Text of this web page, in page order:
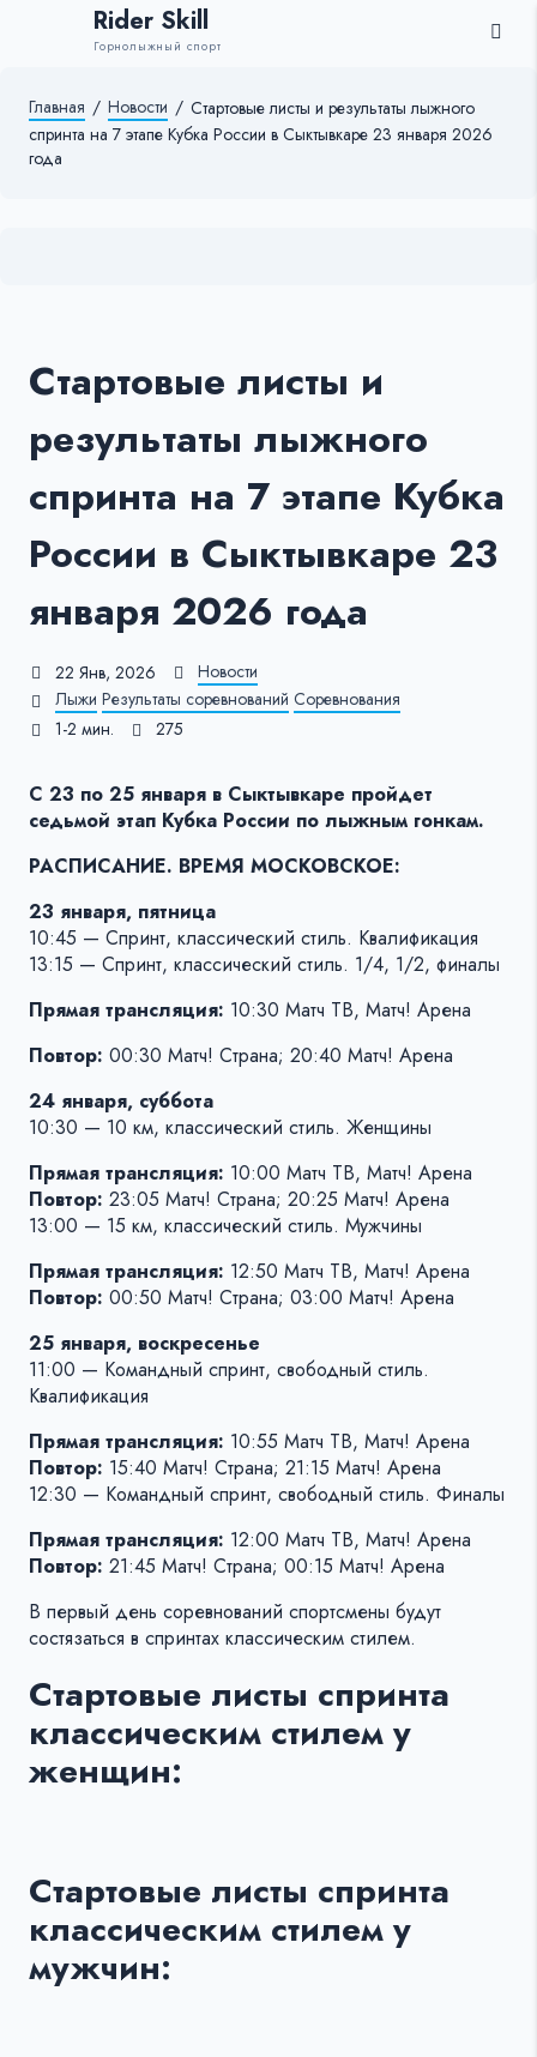
Rider Skill
Горнолыжный спорт
Главная / Новости / Стартовые листы и результаты лыжного
спринта на 7 этапе Кубка России в Сыктывкаре 23 января 2026
года
Стартовые листы и
результаты лыжного
спринта на 7 этапе Кубка
России в Сыктывкаре 23
января 2026 года
22 Янв, 2026
Новости
Лыжи Результаты соревнований Соревнования
1-2 мин.
275
С 23 по 25 января в Сыктывкаре пройдет
седьмой этап Кубка России по лыжным гонкам.
РАСПИСАНИЕ. ВРЕМЯ МОСКОВСКОЕ:
23 января, пятница
10:45 — Спринт, классический стиль. Квалификация
13:15 — Спринт, классический стиль. 1/4, 1/2, финалы
Прямая трансляция: 10:30 Матч ТВ, Матч! Арена
Повтор: 00:30 Матч! Страна; 20:40 Матч! Арена
24 января, суббота
10:30 — 10 км, классический стиль. Женщины
Прямая трансляция: 10:00 Матч ТВ, Матч! Арена
Повтор: 23:05 Матч! Страна; 20:25 Матч! Арена
13:00 — 15 км, классический стиль. Мужчины
Прямая трансляция: 12:50 Матч ТВ, Матч! Арена
Повтор: 00:50 Матч! Страна; 03:00 Матч! Арена
25 января, воскресенье
11:00 — Командный спринт, свободный стиль.
Квалификация
Прямая трансляция: 10:55 Матч ТВ, Матч! Арена
Повтор: 15:40 Матч! Страна; 21:15 Матч! Арена
12:30 — Командный спринт, свободный стиль. Финалы
Прямая трансляция: 12:00 Матч ТВ, Матч! Арена
Повтор: 21:45 Матч! Страна; 00:15 Матч! Арена
В первый день соревнований спортсмены будут
состязаться в спринтах классическим стилем.
Стартовые листы спринта
классическим стилем у
женщин:
Стартовые листы спринта
классическим стилем у
мужчин: